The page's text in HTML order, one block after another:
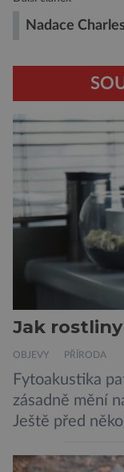
Nadace
Jak
OBJEVY PŘÍRODA
Fytoakustika
zásadně mění
Ještě před
pouze reagují